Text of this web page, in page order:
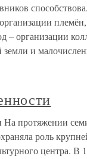
– организации
и
На протяжении
роль
центра. В